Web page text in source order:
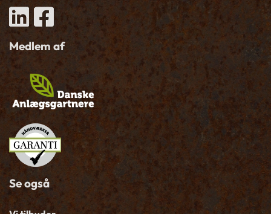
Medlem af
Se også